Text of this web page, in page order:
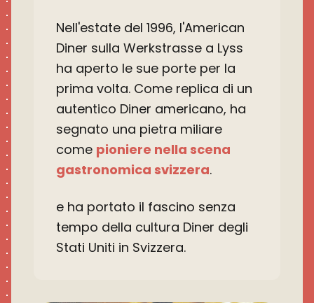
Nell'estate del 1996, l'American
Diner sulla Werkstrasse a Lyss
ha aperto le sue porte per la
prima volta. Come replica di un
autentico Diner americano, ha
segnato una pietra miliare
come pioniere nella scena
gastronomica svizzera.
e ha portato il fascino senza
tempo della cultura Diner degli
Stati Uniti in Svizzera.